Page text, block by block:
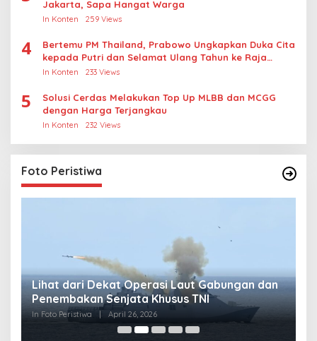
Jakarta, Sapa Hangat Warga
In Konten 259 Views
4
Bertemu PM Thailand, Prabowo Ungkapkan Duka Cita
kepada Putri dan Selamat Ulang Tahun ke Raja
Thailand
In Konten 233 Views
5
Solusi Cerdas Melakukan Top Up MLBB dan MCGG
dengan Harga Terjangkau
In Konten 232 Views
Foto Peristiwa
Lihat dari Dekat Operasi Laut Gabungan dan
Penembakan Senjata Khusus TNI
In Foto Peristiwa April 26, 2026